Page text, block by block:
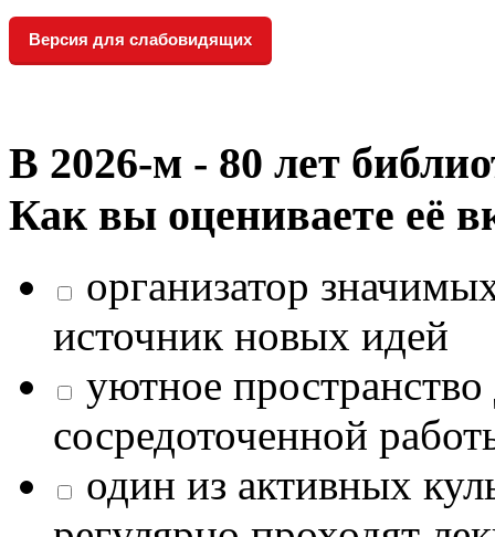
Версия для слабовидящих
В 2026‑м - 80 лет
Как вы оцениваете её
организатор
источник новых идей
уютное
сосредоточенной
один из активных